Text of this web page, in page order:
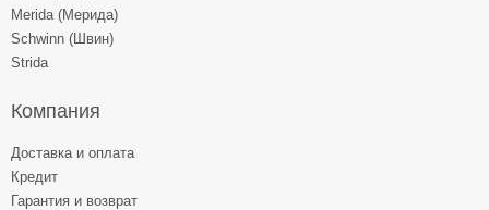
Merida (Мерида)
Schwinn (Швин)
Strida
Компания
Доставка и оплата
Кредит
Гарантия и возврат